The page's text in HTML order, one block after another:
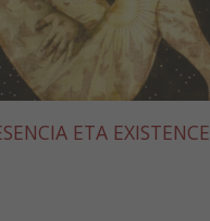
ETA EXISTENCE